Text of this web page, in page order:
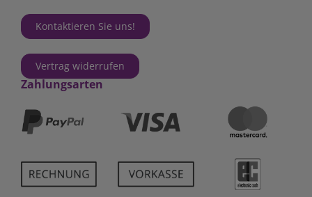
Kontaktieren Sie uns!
Vertrag widerrufen
Zahlungsarten